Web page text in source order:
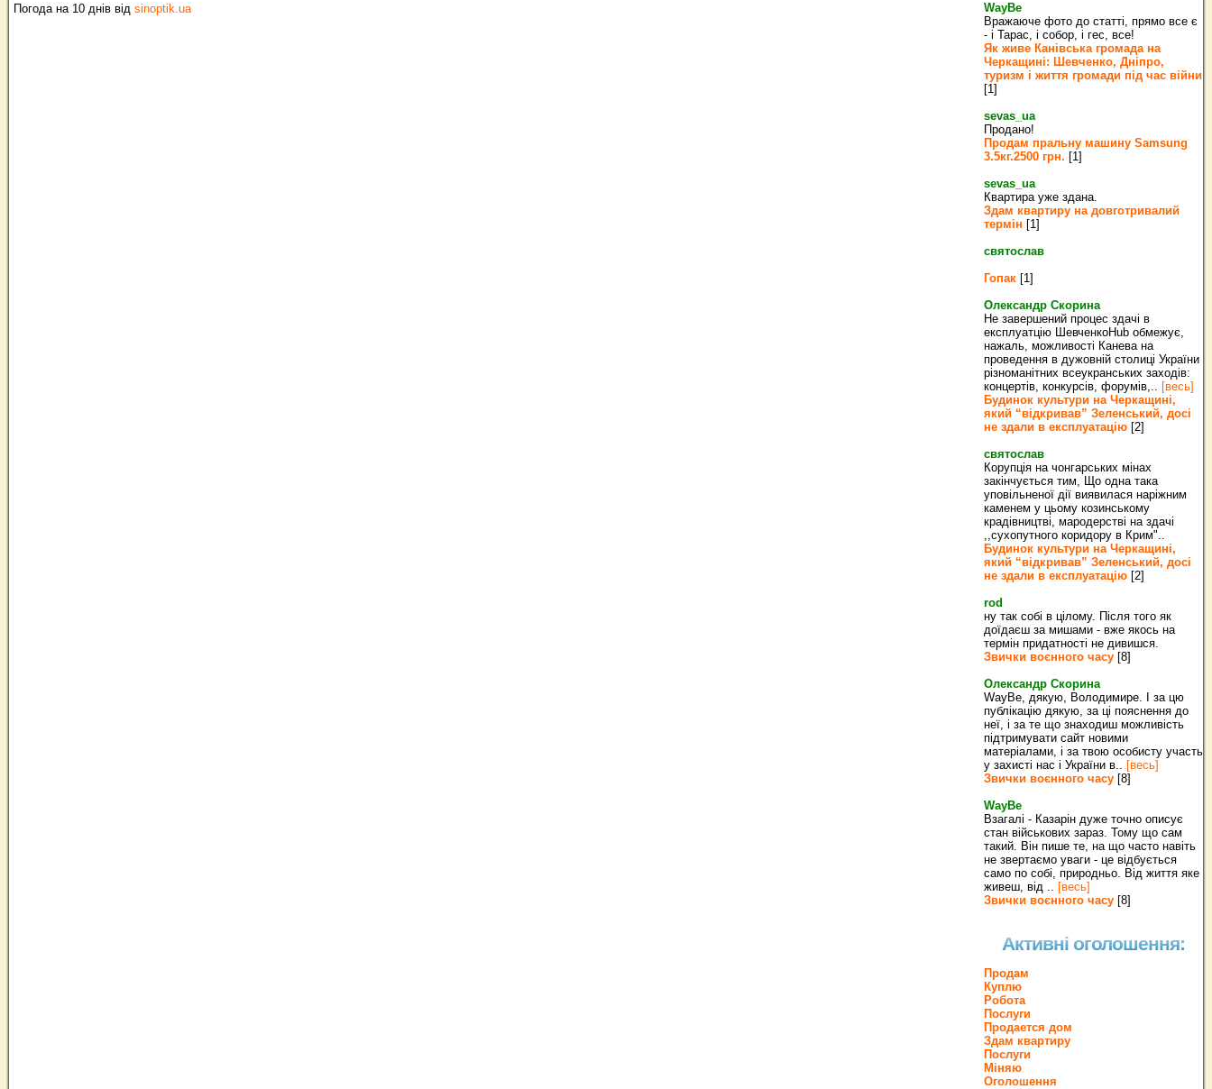
Погода на 10 днів від sinoptik.ua
WayBe
Вражаюче фото до статті, прямо все є
- і Тарас, і собор, і гес, все!
Як живе Канівська громада на
Черкащині: Шевченко, Дніпро,
туризм і життя громади під час війни
[1]
sevas_ua
Продано!
Продам пральну машину Samsung
3.5кг.2500 грн. [1]
sevas_ua
Квартира уже здана.
Здам квартиру на довготривалий
термін [1]
святослав
Гопак [1]
Олександр Скорина
Не завершений процес здачі в
експлуатцію ШевченкоHub обмежує,
нажаль, можливості Канева на
проведення в дужовній столиці України
різноманітних всеукранських заходів:
концертів, конкурсів, форумів,.. [весь]
Будинок культури на Черкащині,
який “відкривав” Зеленський, досі
не здали в експлуатацію [2]
святослав
Корупція на чонгарських мінах
закінчується тим, Що одна така
уповільненої дії виявилася наріжним
каменем у цьому козинському
крадівництві, мародерстві на здачі
,,сухопутного коридору в Крим"..
Будинок культури на Черкащині,
який “відкривав” Зеленський, досі
не здали в експлуатацію [2]
rod
ну так собі в цілому. Після того як
доїдаєш за мишами - вже якось на
термін придатності не дивишся.
Звички воєнного часу [8]
Олександр Скорина
WayBe, дякую, Володимире. І за цю
публікацію дякую, за ці пояснення до
неї, і за те що знаходиш можливість
підтримувати сайт новими
матеріалами, і за твою особисту участь
у захисті нас і України в.. [весь]
Звички воєнного часу [8]
WayBe
Взагалі - Казарін дуже точно описує
стан військових зараз. Тому що сам
такий. Він пише те, на що часто навіть
не звертаємо уваги - це відбується
само по собі, природньо. Від життя яке
живеш, від .. [весь]
Звички воєнного часу [8]
Активні оголошення:
Продам
Куплю
Робота
Послуги
Продается дом
Здам квартиру
Послуги
Міняю
Оголошення